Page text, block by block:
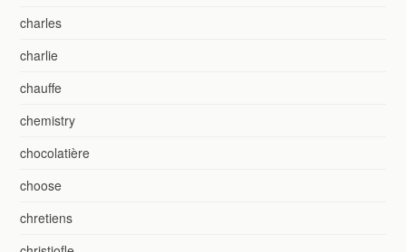
charles
charlie
chauffe
chemistry
chocolatière
choose
chretiens